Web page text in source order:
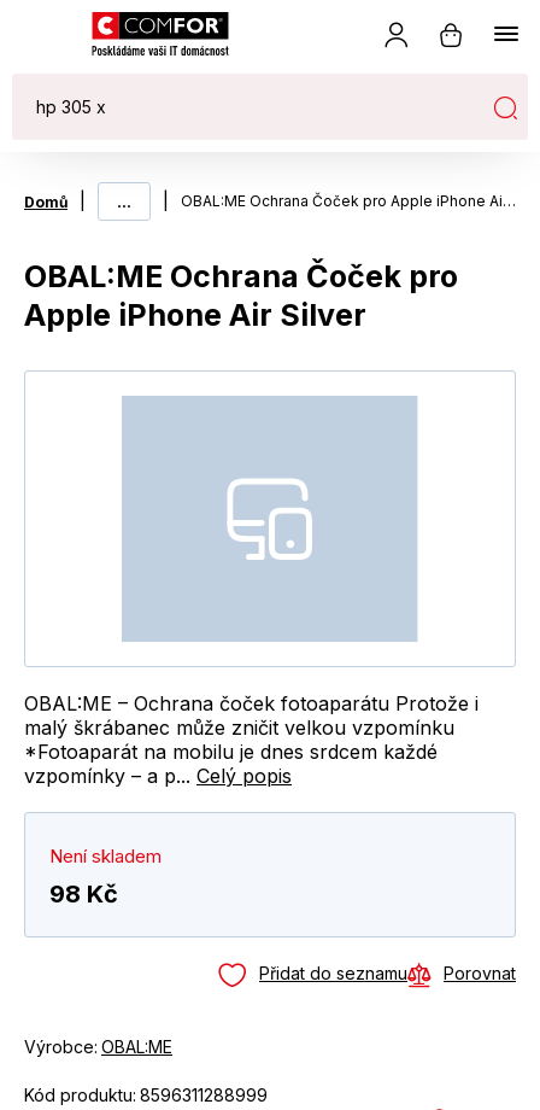
Domů ... OBAL:ME Ochrana Čoček pro Apple iPhone Air Silver
OBAL:ME Ochrana Čoček pro
Apple iPhone Air Silver
OBAL:ME – Ochrana čoček fotoaparátu Protože i
malý škrábanec může zničit velkou vzpomínku
*Fotoaparát na mobilu je dnes srdcem každé
vzpomínky – a p... Celý popis
Není skladem
98 Kč
Přidat do seznamu Porovnat
Výrobce: OBAL:ME
Kód produktu: 8596311288999